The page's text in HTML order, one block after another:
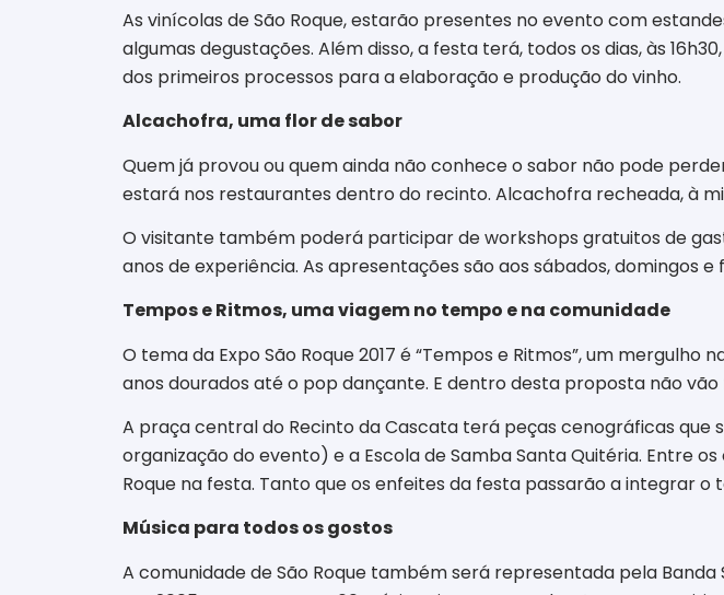
As vinícolas de São Roque, estarão presentes no evento com
algumas degustações. Além disso, a festa terá, todos os dias, às
dos primeiros processos para a elaboração e produção do vinho.
Alcachofra, uma flor de sabor
Quem já provou ou quem ainda não conhece o sabor não pode
estará nos restaurantes dentro do recinto. Alcachofra recheada, à
O visitante também poderá participar de workshops gratuitos de
anos de experiência. As apresentações são aos sábados, domingos e
Tempos e Ritmos, uma viagem no tempo e na comunidade
O tema da Expo São Roque 2017 é“Tempos e Ritmos”,um mergulho
anos dourados até o pop dançante. E dentro desta proposta não
A praça central do Recinto da Cascata terá peças cenográficas
organização do evento) e a Escola de Samba Santa Quitéria. Entre
Roque na festa. Tanto que os enfeites da festa passarão a integrar o
Música para todos os gostos
A comunidade de São Roque também será representada pela